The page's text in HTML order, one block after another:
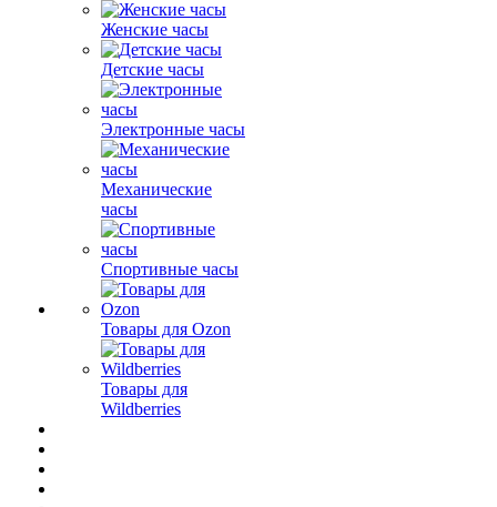
Женские часы
Детские часы
Электронные часы
Механические
часы
Спортивные часы
Товары для Ozon
Товары для
Wildberries